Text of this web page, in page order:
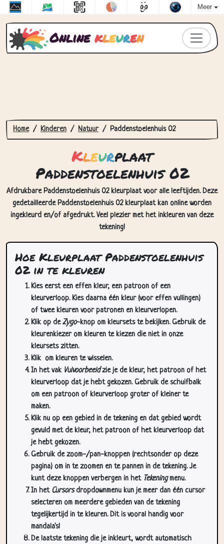
Meer
Online kleuren
Home Kinderen Natuur Paddenstoelenhuis 02
Kleurplaat
Paddenstoelenhuis 02
Afdrukbare Paddenstoelenhuis 02 kleurplaat voor alle leeftijden. Deze
gedetailleerde Paddenstoelenhuis 02 kleurplaat kan online worden
ingekleurd en/of afgedrukt. Veel plezier met het inkleuren van deze
tekening!
Hoe Kleurplaat Paddenstoelenhuis
02 in te kleuren
Kies eerst een effen kleur, een patroon of een
kleurverloop. Kies daarna één kleur (voor effen vullingen)
of twee kleuren voor patronen en kleurverlopen.
Klik op deZygo-knop om kleursets te bekijken. Gebruik de
kleurenkiezer om kleuren te kiezen die niet in onze
kleursets zitten.
Klik om kleuren te wisselen.
In het vak Vulvoorbeeldzie je de kleur, het patroon of het
kleurverloop dat je hebt gekozen. Gebruik de schuifbalk
om een patroon of kleurverloop groter of kleiner te
maken.
Klik nu op een gebied in de tekening en dat gebied wordt
gevuld met de kleur, het patroon of het kleurverloop dat
je hebt gekozen.
Gebruik de zoom-/pan-knoppen (rechtsonder op deze
pagina) om in te zoomen en te pannen in de tekening. Je
kunt deze knoppen verbergen in het Tekeningmenu.
In het Cursorsdropdownmenu kun je meer dan één cursor
selecteren om meerdere gebieden van de tekening
tegelijkertijd in te kleuren. Dit is vooral handig voor
mandala's!
De laatste tekening die je inkleurt, wordt automatisch